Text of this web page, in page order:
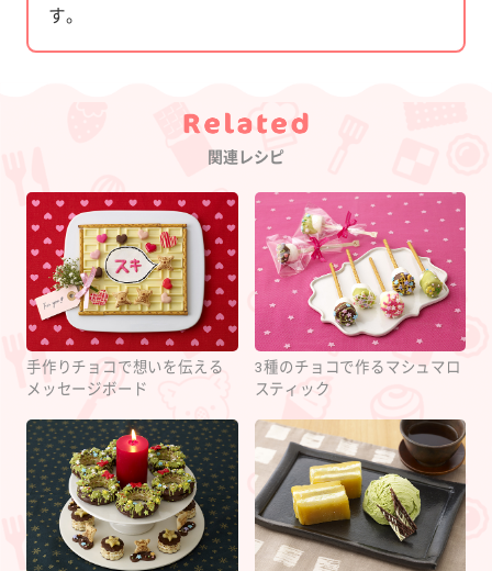
す。
Category
関連レシピ
手作りチョコで想いを伝える
メッセージボード
3種のチョコで作るマシュマロ
スティック